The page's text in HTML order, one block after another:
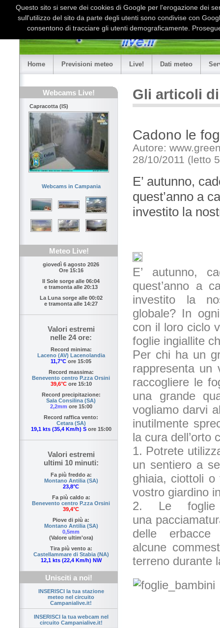
Home Previsioni meteo Live! Dati meteo
Webcams Live!
Capracotta (IS)
Webcams in Campania
Meteo Live!
giovedì 6 agosto 2026
Ore 15:16
Il Sole sorge alle 06:04
e tramonta alle 20:13
La Luna sorge alle 00:02
e tramonta alle 14:27
Valori estremi
nelle 24 ore:
Record minima:
Laceno (AV) Lacenolandia
11,7°C ore 15:05
Record massima:
Benevento centro P.zza Orsini
39,6°Core 15:10
Record precipitazione:
Sala Consilina (SA)
2,2mm ore 15:00
Record raffica vento:
Cetara (SA)
19,1 kts (35,4 Km/h) Sore 15:00
Valori estremi
ultimi 10 minuti:
Fa più freddo a:
Montano Antilia (SA)
23,8°C
Fa più caldo a:
Benevento centro P.zza Orsini
39,4°C
Piove di più a:
Montano Antilia (SA)
0,5mm
(Valore ultim'ora)
Tira più vento a:
Castellammare di Stabia (NA)
12,1 kts (22,4 Km/h) NW
Unisciti a noi!
INSERISCI la tua stazione
meteo nel circuito
Campanialive.it!
INSERISCI la tua webcam nel
circuito Campanialive.it!
Gli articoli
Cadono le
Autore:
28/10/2011 (letto
E’ autunno,
quest’anno a
investito la
E’ autunno,
quest’anno a
investito la
globale? In
con il loro ciclo
foglie ingiallite
Per chi ha un
rappresenta un
raccogliere le
una grande
vogliamo darvi
inutilmente
la cura dell’orto
1. Potrete
un sentiero a
ghiaia, ciottoli
vostro giardino
2. Le foglie
una
delle
alcune
terreno durante
Questo sito si serve dei cookies di Google per l'erogazione dei
sull'utilizzo del sito da parte degli utenti sono condivise con
consentono di tracciare gli utenti demograficamente.